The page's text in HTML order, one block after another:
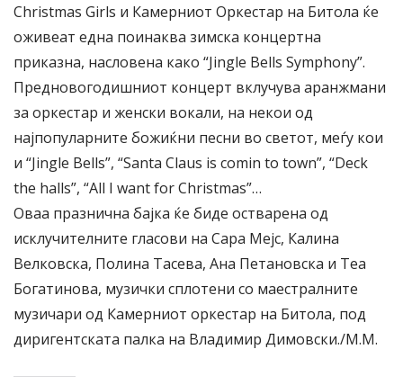
Christmas Girls и Камерниот Оркестар на Битола ќе
оживеат една поинаква зимска концертна
приказна, насловена како “Jingle Bells Symphony”.
Предновогодишниот концерт вклучува аранжмани
за оркестар и женски вокали, на некои од
најпопуларните божиќни песни во светот, меѓу кои
и “Jingle Bells”, “Santa Claus is comin to town”, “Deck
the halls”, “All I want for Christmas”…
Оваа празнична бајка ќе биде остварена од
исклучителните гласови на Сара Мејс, Калина
Велковска, Полина Тасева, Ана Петановска и Теа
Богатинова, музички сплотени со маестралните
музичари од Камерниот оркестар на Битола, под
диригентската палка на Владимир Димовски./М.М.